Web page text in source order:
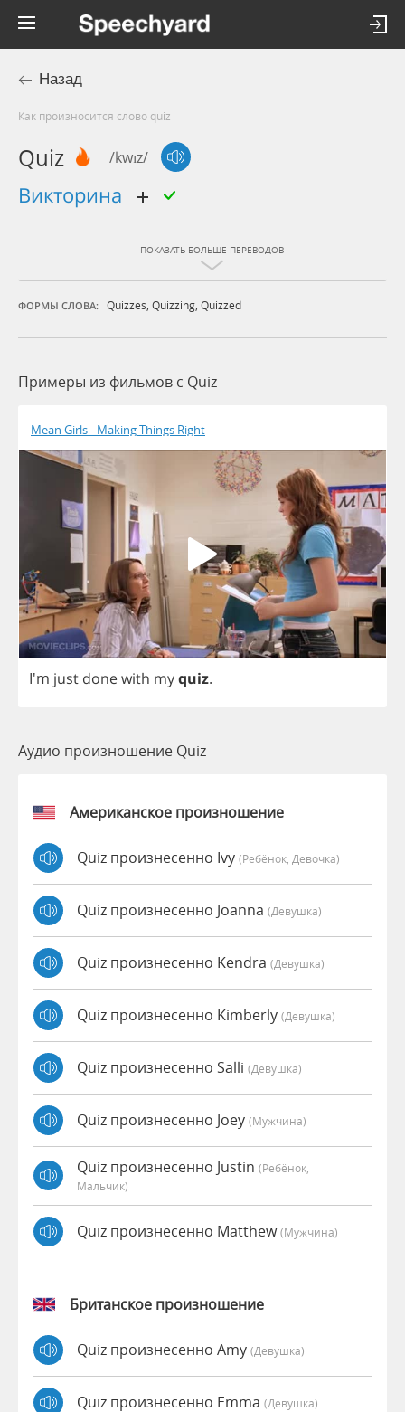
Назад
Как произносится слово quiz
Quiz /kwɪz/
викторина
ПОКАЗАТЬ БОЛЬШЕ ПЕРЕВОДОВ
ФОРМЫ СЛОВА: Quizzes, Quizzing, Quizzed
Примеры из фильмов c Quiz
Mean Girls - Making Things Right
I'm just donewith myquiz.
Аудио произношение Quiz
Американское произношение
Quiz произнесенно Ivy (Ребёнок, Девочка)
Quiz произнесенно Joanna (девушка)
Quiz произнесенно Kendra (девушка)
Quiz произнесенно Kimberly (девушка)
Quiz произнесенно Salli (девушка)
Quiz произнесенно Joey (мужчина)
Quiz произнесенно Justin (Ребёнок,
Мальчик)
Quiz произнесенно Matthew(мужчина)
Британское произношение
Quiz произнесенно Amy (девушка)
Quiz произнесенно Emma (девушка)